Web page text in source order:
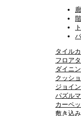
タイル
フロア
ダイニ
クッシ
ジョイ
パズル
カーペ
敷き込み